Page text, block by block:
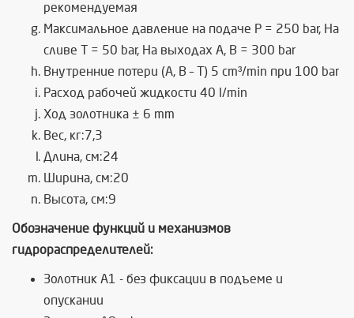
рекомендуемая
Максимальное давление на подаче P = 250 bar, На
сливе T = 50 bar, На выходах A, B = 300 bar
Внутренние потери (А, В – Т) 5 cm³/min при 100 bar
Расход рабочей жидкости 40 l/min
Ход золотника ± 6 mm
Вес, кг:7,3
Длина, см:24
Ширина, см:20
Высота, см:9
Обозначение функций и механизмов
гидрораспределителей:
Золотник А1 - без фиксации в подъеме и
опускании